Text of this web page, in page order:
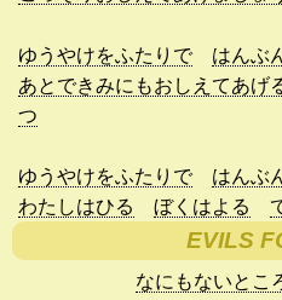
ゆうやけをふたりで
はんぶ
あとできみにもおしえてあげ
つ
ゆうやけをふたりで
はんぶ
わたしはひる
ぼくはよる
EVILS
なにもないとこ